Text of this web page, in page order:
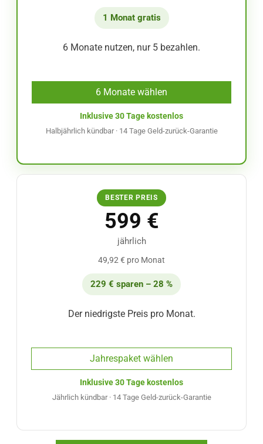
1 Monat gratis
6 Monate nutzen, nur 5 bezahlen.
6 Monate wählen
Inklusive 30 Tage kostenlos
Halbjährlich kündbar · 14 Tage Geld-zurück-Garantie
BESTER PREIS
599 €
jährlich
49,92 € pro Monat
229 € sparen – 28 %
Der niedrigste Preis pro Monat.
Jahrespaket wählen
Inklusive 30 Tage kostenlos
Jährlich kündbar · 14 Tage Geld-zurück-Garantie